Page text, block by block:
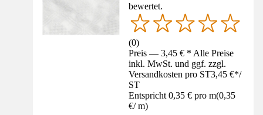
bewertet.
(0)
Preis — 3,45 € * Alle Preise
inkl. MwSt. und ggf. zzgl.
Versandkosten pro ST3,45 €*/
ST
Entspricht 0,35 € pro m(0,35
€/ m)